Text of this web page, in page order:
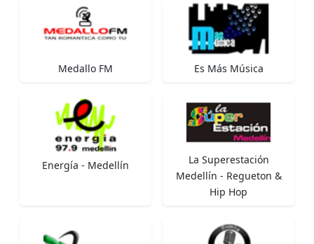
Medallo FM Es Más Música
Energía - Medellín
La Superestación
Medellín - Regueton &
Hip Hop